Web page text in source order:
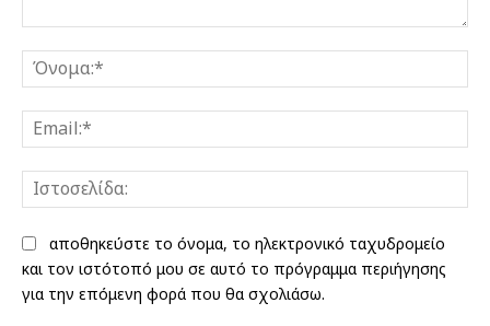
αποθηκεύστε το όνομα, το ηλεκτρονικό ταχυδρομείο
και τον ιστότοπό μου σε αυτό το πρόγραμμα περιήγησης
για την επόμενη φορά που θα σχολιάσω.